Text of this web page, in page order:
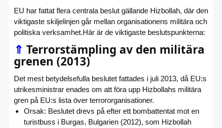
EU har fattat flera centrala beslut gällande Hizbollah, där den
viktigaste skiljelinjen går mellan organisationens militära och
politiska verksamhet.Här är de viktigaste beslutspunkterna:
⇑ Terrorstämpling av den militära
grenen (2013)
Det mest betydelsefulla beslutet fattades i juli 2013, då EU:s
utrikesministrar enades om att föra upp Hizbollahs militära
gren på EU:s lista över terrororganisationer.
Orsak: Beslutet drevs på efter ett bombattentat mot en
turistbuss i Burgas, Bulgarien (2012), som Hizbollah